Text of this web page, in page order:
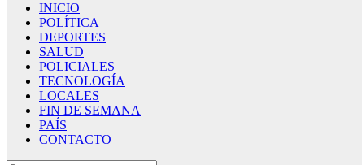
INICIO
POLÍTICA
DEPORTES
SALUD
POLICIALES
TECNOLOGÍA
LOCALES
FIN DE SEMANA
PAÍS
CONTACTO